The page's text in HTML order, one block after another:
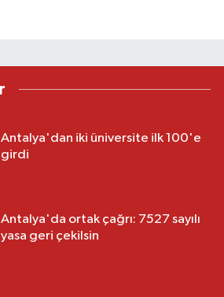
Antalya'dan iki üniversite ilk 100'e
girdi
Antalya'da ortak çağrı: 7527 sayılı
yasa geri çekilsin